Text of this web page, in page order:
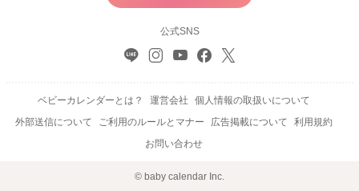
公式SNS
ベビーカレンダーとは？ 運営会社
個人情報の取扱いについて
外部送信について
ご利用のルールとマナー 広告掲載について
利用規約
お問い合わせ
© baby calendar Inc.